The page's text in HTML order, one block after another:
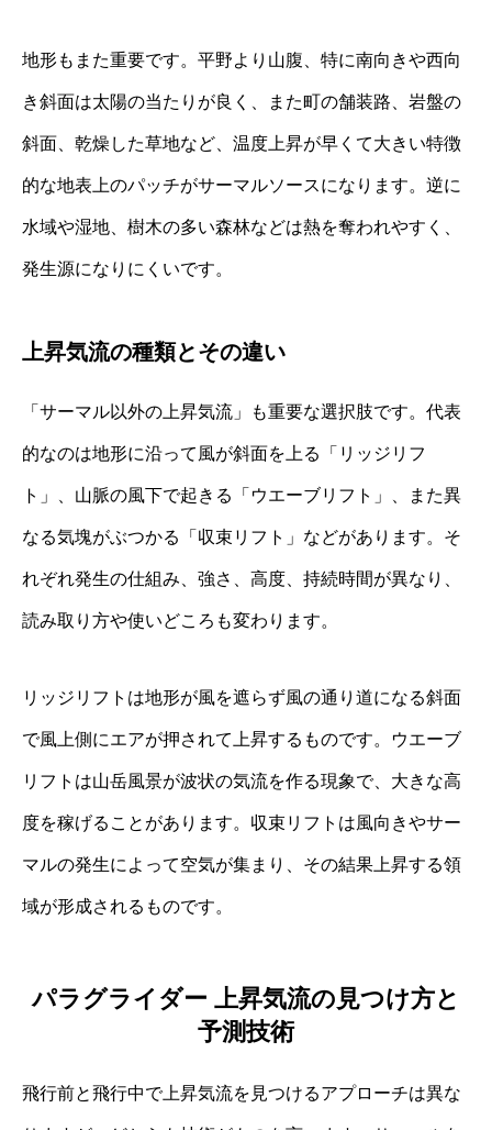
地形もまた重要です。平野より山腹、特に南向きや西向
き斜面は太陽の当たりが良く、また町の舗装路、岩盤の
斜面、乾燥した草地など、温度上昇が早くて大きい特徴
的な地表上のパッチがサーマルソースになります。逆に
水域や湿地、樹木の多い森林などは熱を奪われやすく、
発生源になりにくいです。
上昇気流の種類とその違い
「サーマル以外の上昇気流」も重要な選択肢です。代表
的なのは地形に沿って風が斜面を上る「リッジリフ
ト」、山脈の風下で起きる「ウエーブリフト」、また異
なる気塊がぶつかる「収束リフト」などがあります。そ
れぞれ発生の仕組み、強さ、高度、持続時間が異なり、
読み取り方や使いどころも変わります。
リッジリフトは地形が風を遮らず風の通り道になる斜面
で風上側にエアが押されて上昇するものです。ウエーブ
リフトは山岳風景が波状の気流を作る現象で、大きな高
度を稼げることがあります。収束リフトは風向きやサー
マルの発生によって空気が集まり、その結果上昇する領
域が形成されるものです。
パラグライダー 上昇気流の見つけ方と
予測技術
飛行前と飛行中で上昇気流を見つけるアプローチは異な